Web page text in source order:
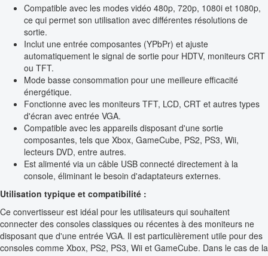
Compatible avec les modes vidéo 480p, 720p, 1080i et 1080p,
ce qui permet son utilisation avec différentes résolutions de
sortie.
Inclut une entrée composantes (YPbPr) et ajuste
automatiquement le signal de sortie pour HDTV, moniteurs CRT
ou TFT.
Mode basse consommation pour une meilleure efficacité
énergétique.
Fonctionne avec les moniteurs TFT, LCD, CRT et autres types
d'écran avec entrée VGA.
Compatible avec les appareils disposant d'une sortie
composantes, tels que Xbox, GameCube, PS2, PS3, Wii,
lecteurs DVD, entre autres.
Est alimenté via un câble USB connecté directement à la
console, éliminant le besoin d'adaptateurs externes.
Utilisation typique et compatibilité :
Ce convertisseur est idéal pour les utilisateurs qui souhaitent
connecter des consoles classiques ou récentes à des moniteurs ne
disposant que d'une entrée VGA. Il est particulièrement utile pour des
consoles comme Xbox, PS2, PS3, Wii et GameCube. Dans le cas de la